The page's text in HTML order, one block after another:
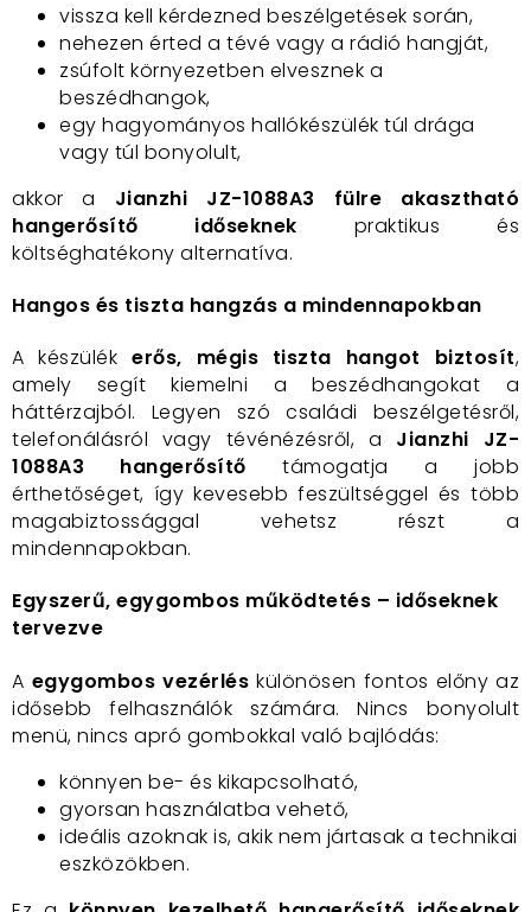
vissza kell kérdezned beszélgetések során,
nehezen érted a tévé vagy a rádió hangját,
zsúfolt környezetben elvesznek a
beszédhangok,
egy hagyományos hallókészülék túl drága
vagy túl bonyolult,
akkor a Jianzhi JZ-1088A3 fülre akasztható
hangerősítő időseknek praktikus és
költséghatékony alternatíva.
Hangos és tiszta hangzás a mindennapokban
A készülékerős, mégis tiszta hangot biztosít,
amely segít kiemelni a beszédhangokat a
háttérzajból. Legyen szó családi beszélgetésről,
telefonálásról vagy tévénézésről, a Jianzhi JZ-
1088A3 hangerősítő támogatja a jobb
érthetőséget, így kevesebb feszültséggel és több
magabiztossággal vehetsz részt a
mindennapokban.
Egyszerű, egygombos működtetés – időseknek
tervezve
A egygombos vezérlés különösen fontos előny az
idősebb felhasználók számára. Nincs bonyolult
menü, nincs apró gombokkal való bajlódás:
könnyen be- és kikapcsolható,
gyorsan használatba vehető,
ideális azoknak is, akik nem jártasak a technikai
eszközökben.